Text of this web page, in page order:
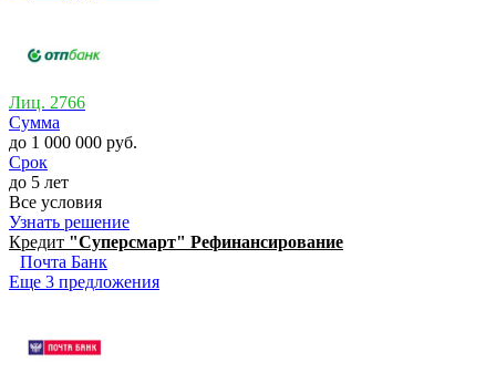
Лиц. 2766
Сумма
до 1 000 000 руб.
Срок
до 5 лет
Все условия
Узнать решение
Кредит "Суперсмарт" Рефинансирование
Почта Банк
Еще 3 предложения